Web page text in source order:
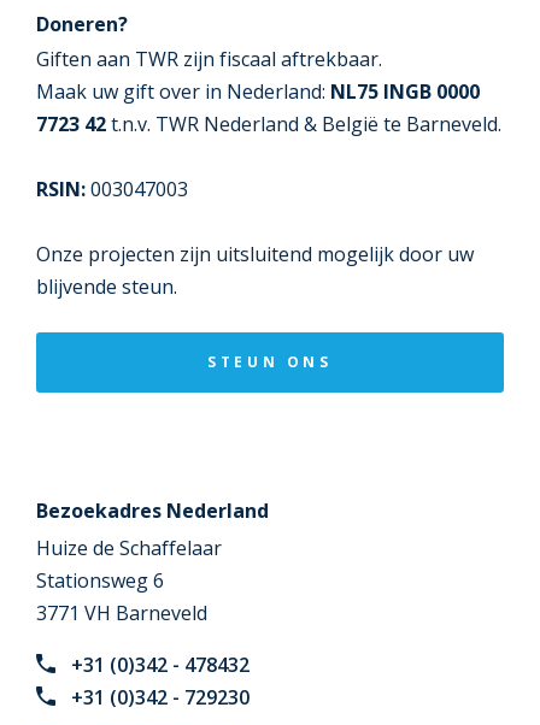
Doneren?
Giften aan TWR zijn fiscaal aftrekbaar.
Maak uw gift over in Nederland: NL75 INGB 0000
7723 42t.n.v. TWR Nederland & België te Barneveld.
RSIN:003047003
Onze projecten zijn uitsluitend mogelijk door uw
blijvende steun.
STEUN ONS
Bezoekadres Nederland
Huize de Schaffelaar
Stationsweg 6
3771 VH Barneveld
+31 (0)342 - 478432
+31 (0)342 - 729230